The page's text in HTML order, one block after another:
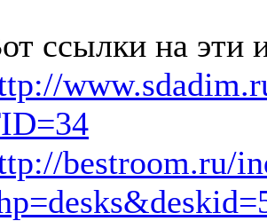
ссылки на эти
bestroom.ru/